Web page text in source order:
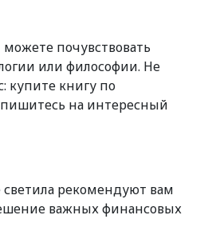
почувствовать
или философии. Не
купите книгу по
на интересный
рекомендуют вам
важных финансовых